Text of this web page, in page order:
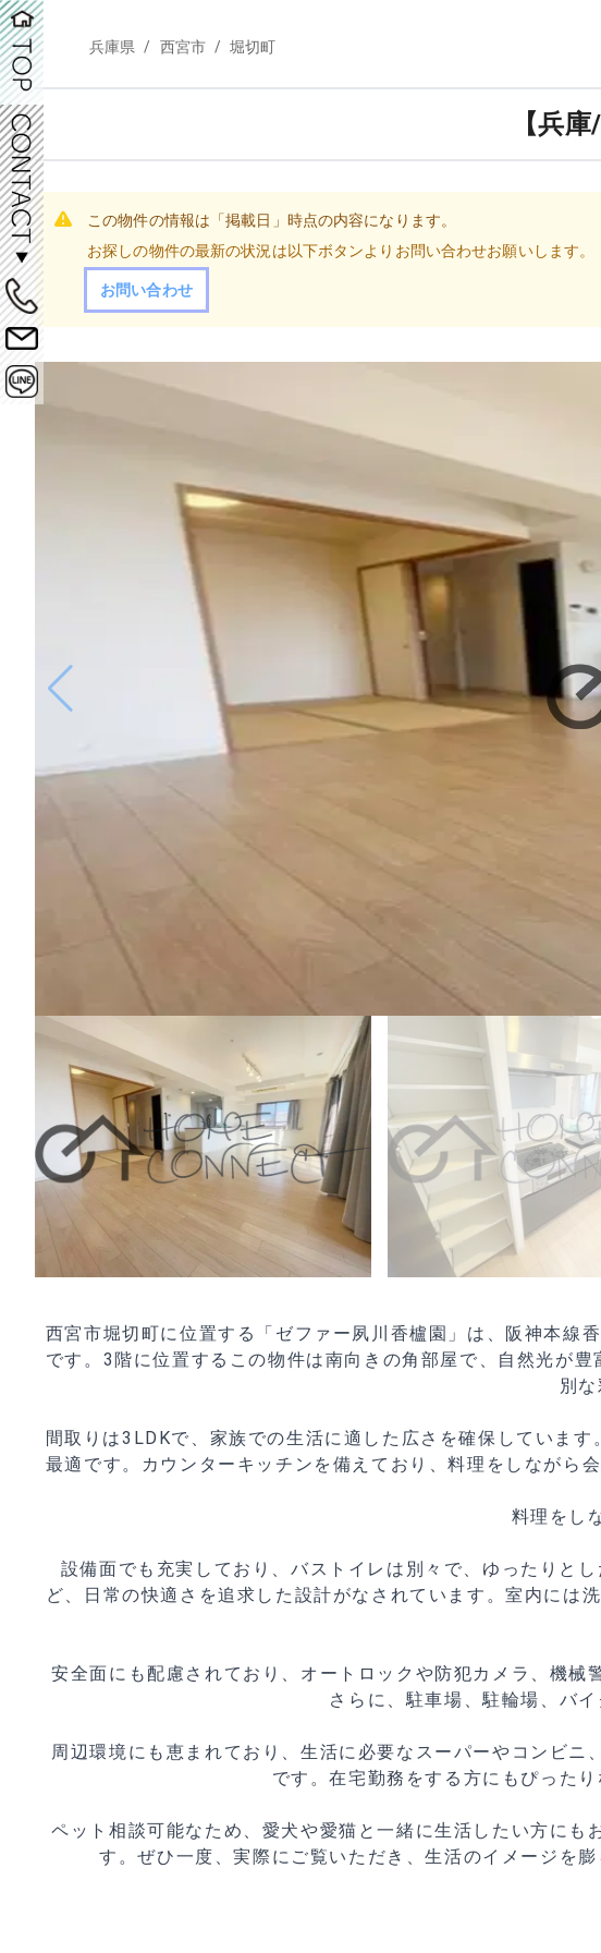
兵庫県 / 西宮市 / 堀切町
【兵
この物件の情報は「掲載日」時点の内容になります。
お探しの物件の最新の状況は以下ボタンよりお問い合わせお願いします。
お問い合わせ
西宮市堀切町に位置する「ゼファー夙川香櫨園」は、阪神本線
です。3階に位置するこの物件は南向きの角部屋で、自然光が
別
間取りは3LDKで、家族での生活に適した広さを確保していま
最適です。カウンターキッチンを備えており、料理をしながら
料理をし
設備面でも充実しており、バストイレは別々で、ゆったりと
ど、日常の快適さを追求した設計がなされています。室内には
安全面にも配慮されており、オートロックや防犯カメラ、機械
さらに、駐車場、駐輪場、バ
周辺環境にも恵まれており、生活に必要なスーパーやコンビ
です。在宅勤務をする方にもぴった
ペット相談可能なため、愛犬や愛猫と一緒に生活したい方に
す。ぜひ一度、実際にご覧いただき、生活のイメージを